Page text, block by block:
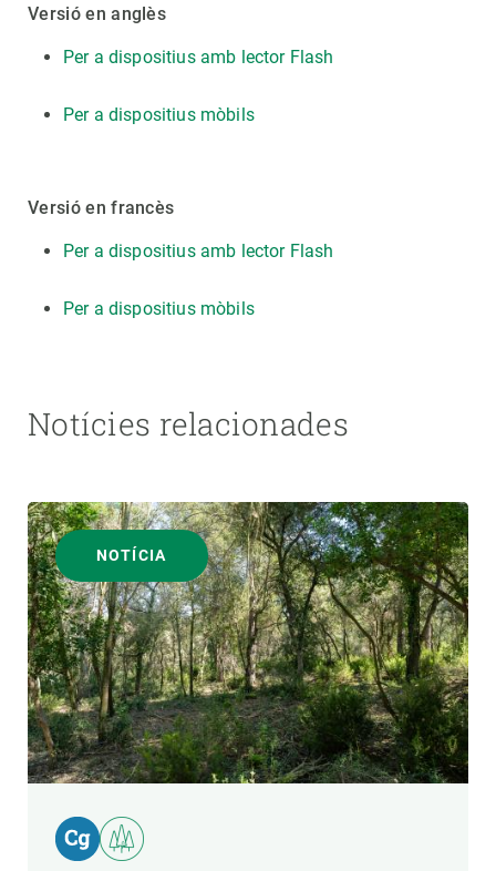
Versió en anglès
Per a dispositius amb lector Flash
Per a dispositius mòbils
Versió en francès
Per a dispositius amb lector Flash
Per a dispositius mòbils
Notícies relacionades
NOTÍCIA